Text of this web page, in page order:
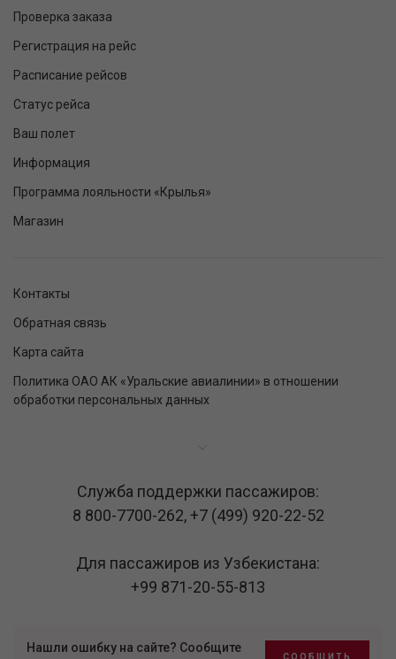
Проверка заказа
Регистрация на рейс
Расписание рейсов
Статус рейса
Ваш полет
Информация
Программа лояльности «Крылья»
Магазин
Контакты
Обратная связь
Карта сайта
Политика ОАО АК «Уральские авиалинии» в отношении
обработки персональных данных
Служба поддержки пассажиров:
8 800-7700-262,+7 (499) 920-22-52
Для пассажиров из Узбекистана:
+99 871-20-55-813
Нашли ошибку на сайте? Сообщите